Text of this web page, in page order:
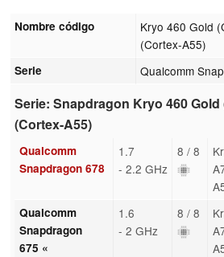
Nombre código
Kryo 460 Gold
(Cortex-A55)
Serie Qualcomm
Serie: Snapdragon Kryo 460
(Cortex-A55)
Qualcomm
Snapdragon 678
1.7
- 2.2 GHz
8 / 8
Qualcomm
Snapdragon
675 «
1.6
- 2 GHz
8 / 8